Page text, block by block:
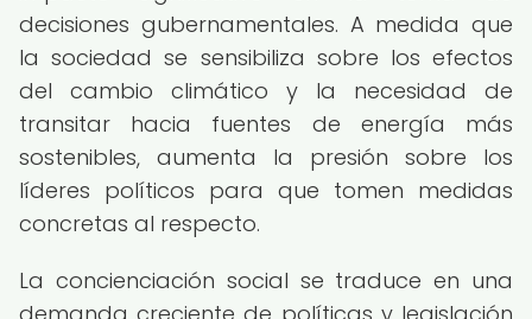
decisiones gubernamentales. A medida que
la sociedad se sensibiliza sobre los efectos
del cambio climático y la necesidad de
transitar hacia fuentes de energía más
sostenibles, aumenta la presión sobre los
líderes políticos para que tomen medidas
concretas al respecto.
La concienciación social se traduce en una